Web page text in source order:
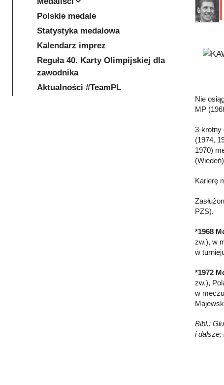
Nie
MP
3-krotny
(1974,
1970)
Karierę
PZS).
*1968
zw.), w
w
*1972
zw.),
w
Bibl.:
i dalsze;
Polskie medale
Statystyka medalowa
Kalendarz imprez
Reguła 40. Karty Olimpijskiej dla
zawodnika
Aktualności #TeamPL